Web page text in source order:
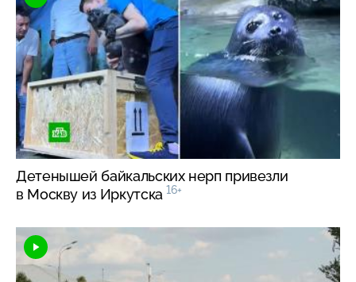
Детенышей байкальских нерп привезли
в Москву из Иркутска 16+